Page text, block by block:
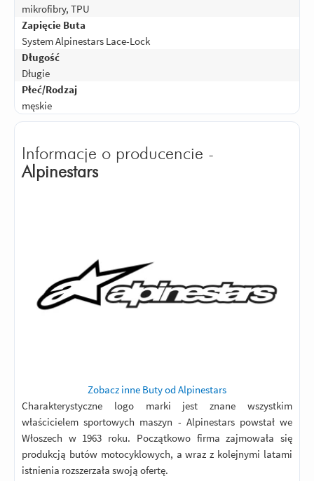
mikrofibry, TPU
Zapięcie Buta
System Alpinestars Lace-Lock
Długość
Długie
Płeć/Rodzaj
męskie
Informacje o producencie -
Alpinestars
Zobacz inne Buty od Alpinestars
Charakterystyczne logo marki jest znane wszystkim
właścicielem sportowych maszyn - Alpinestars powstał we
Włoszech w 1963 roku. Początkowo firma zajmowała się
produkcją butów motocyklowych, a wraz z kolejnymi latami
istnienia rozszerzała swoją ofertę.